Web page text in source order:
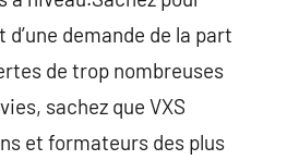
demande de la part
de trop nombreuses
sachez que VXS
et formateurs des plus